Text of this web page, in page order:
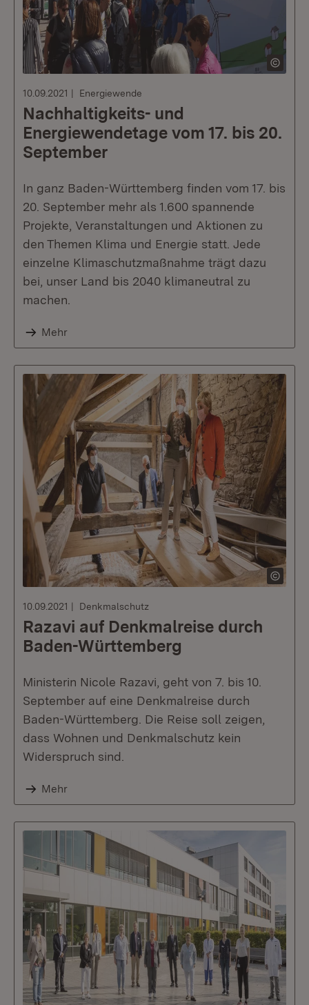
10.09.2021 Energiewende
Nachhaltigkeits- und
Energiewendetage vom 17. bis 20.
September
In ganz Baden-Württemberg finden vom 17. bis
20. September mehr als 1.600 spannende
Projekte, Veranstaltungen und Aktionen zu
den Themen Klima und Energie statt. Jede
einzelne Klimaschutzmaßnahme trägt dazu
bei, unser Land bis 2040 klimaneutral zu
machen.
Mehr
10.09.2021 Denkmalschutz
Razavi auf Denkmalreise durch
Baden-Württemberg
Ministerin Nicole Razavi, geht von 7. bis 10.
September auf eine Denkmalreise durch
Baden-Württemberg. Die Reise soll zeigen,
dass Wohnen und Denkmalschutz kein
Widerspruch sind.
Mehr